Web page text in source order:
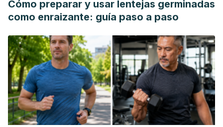
Cómo preparar y usar lentejas germinadas
como enraizante: guía paso a paso